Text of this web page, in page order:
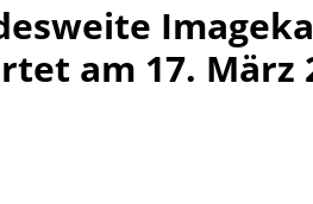
am 17. März